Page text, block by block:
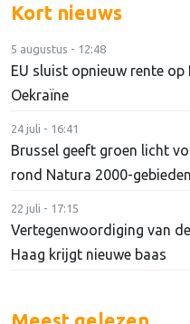
Kort nieuws
5 augustus - 12:48
EU sluist opnieuw rente
Oekraïne
24 juli - 16:41
Brussel geeft groen licht
rond Natura 2000-gebieden
22 juli - 17:15
Vertegenwoordiging van
Haag krijgt nieuwe baas